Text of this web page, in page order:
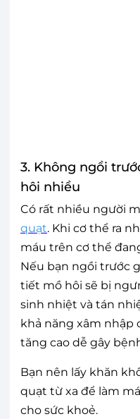
3. Không ngồi
hôi nhiều
Có rất nhiều người
quạt. Khi cơ thể ra
máu trên cơ thể
Nếu bạn ngồi trước
tiết mồ hôi sẽ bị
sinh nhiệt và tán
khả năng xâm nhập
tăng cao dễ gây
Bạn nên lấy khăn
quạt từ xa để làm
cho sức khoẻ.